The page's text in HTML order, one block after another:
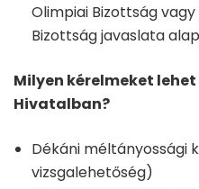
Olimpiai Bizottság
Bizottság javaslata
Milyen kérelmeket
Hivatalban?
Dékáni méltányossági
vizsgalehetőség)